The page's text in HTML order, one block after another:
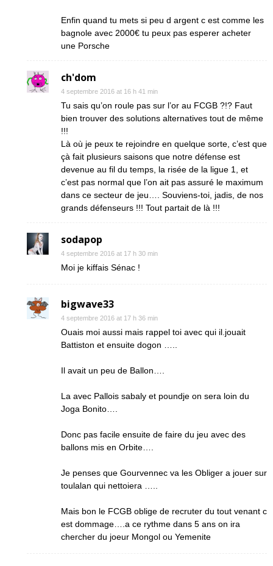
Enfin quand tu mets si peu d argent c est comme les
bagnole avec 2000€ tu peux pas esperer acheter
une Porsche
ch'dom
4 septembre 2016 at 16 h 41 min
Tu sais qu’on roule pas sur l’or au FCGB ?!? Faut
bien trouver des solutions alternatives tout de même
!!!
Là où je peux te rejoindre en quelque sorte, c’est que
çà fait plusieurs saisons que notre défense est
devenue au fil du temps, la risée de la ligue 1, et
c’est pas normal que l’on ait pas assuré le maximum
dans ce secteur de jeu…. Souviens-toi, jadis, de nos
grands défenseurs !!! Tout partait de là !!!
sodapop
4 septembre 2016 at 17 h 30 min
Moi je kiffais Sénac !
bigwave33
4 septembre 2016 at 17 h 36 min
Ouais moi aussi mais rappel toi avec qui il.jouait
Battiston et ensuite dogon …..
Il avait un peu de Ballon….
La avec Pallois sabaly et poundje on sera loin du
Joga Bonito….
Donc pas facile ensuite de faire du jeu avec des
ballons mis en Orbite….
Je penses que Gourvennec va les Obliger a jouer sur
toulalan qui nettoiera …..
Mais bon le FCGB oblige de recruter du tout venant c
est dommage….a ce rythme dans 5 ans on ira
chercher du joeur Mongol ou Yemenite